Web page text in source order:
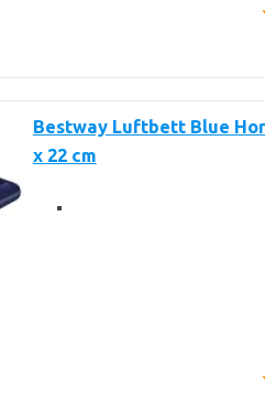
Bestway Luftbett Blue
x 22 cm